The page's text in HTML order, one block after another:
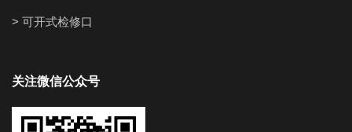
> 可开式检修口
关注微信公众号